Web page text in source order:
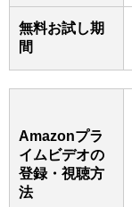
無料お試し期
間
Amazonプラ
イムビデオの
登録・視聴方
法